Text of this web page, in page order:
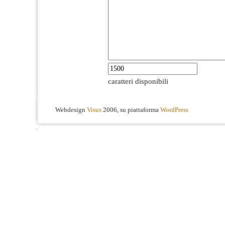
caratteri disponibili
Webdesign Visus 2006, su piattaforma WordPress